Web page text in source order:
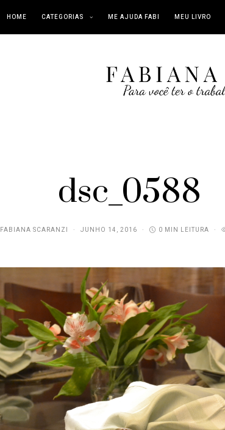
HOME CATEGORIAS ME AJUDA FABI MEU LIVRO
dsc_0588
FABIANA SCARANZI JUNHO 14, 2016 0 MIN LEITURA